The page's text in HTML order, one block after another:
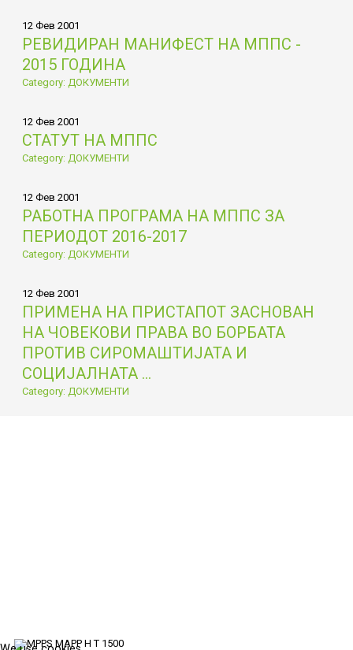
12 Фев 2001
РЕВИДИРАН МАНИФЕСТ НА МППС -
2015 ГОДИНА
Category: ДОКУМЕНТИ
12 Фев 2001
СТАТУТ НА МППС
Category: ДОКУМЕНТИ
12 Фев 2001
РАБОТНА ПРОГРАМА НА МППС ЗА
ПЕРИОДОТ 2016-2017
Category: ДОКУМЕНТИ
12 Фев 2001
ПРИМЕНА НА ПРИСТАПОТ ЗАСНОВАН
НА ЧОВЕКОВИ ПРАВА ВО БОРБАТА
ПРОТИВ СИРОМАШТИЈАТА И
СОЦИЈАЛНАТА ...
Category: ДОКУМЕНТИ